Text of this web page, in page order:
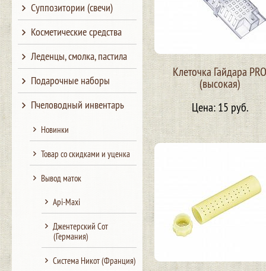
Клеточка Гайдара PRO
(высокая)
Цена: 15 руб.
Суппозитории (свечи)
Косметические средства
Леденцы, смолка, пастила
Подарочные наборы
Пчеловодный инвентарь
Новинки
Товар со скидками и уценка
Вывод маток
Api-Maxi
Джентерский Сот
(Германия)
Система Никот (Франция)